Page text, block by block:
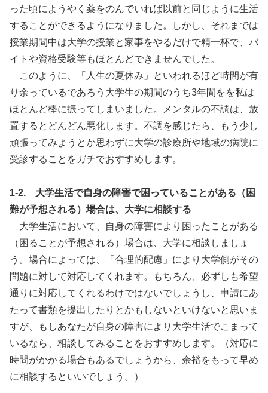
った頃にようやく薬をのんでいれば以前と同じように生活
することができるようになりました。しかし、それまでは
授業期間中は大学の授業と家事をやるだけで精一杯で、バ
イトや資格受験等もほとんどできませんでした。
このように、「人生の夏休み」といわれるほど時間が有
り余っているであろう大学生の期間のうち3年間をを私は
ほとんど棒に振ってしまいました。メンタルの不調は、放
置するとどんどん悪化します。不調を感じたら、もう少し
頑張ってみようとか思わずに大学の診療所や地域の病院に
受診することをガチでおすすめします。
1-2. 大学生活で自身の障害で困っていることがある（困
難が予想される）場合は、大学に相談する
大学生活において、自身の障害により困ったことがある
（困ることが予想される）場合は、大学に相談しましょ
う。場合によっては、「合理的配慮」により大学側がその
問題に対して対応してくれます。もちろん、必ずしも希望
通りに対応してくれるわけではないでしょうし、申請にあ
たって書類を提出したりとかもしないといけないと思いま
すが、もしあなたが自身の障害により大学生活でこまって
いるなら、相談してみることをおすすめします。（対応に
時間がかかる場合もあるでしょうから、余裕をもって早め
に相談するといいでしょう。）